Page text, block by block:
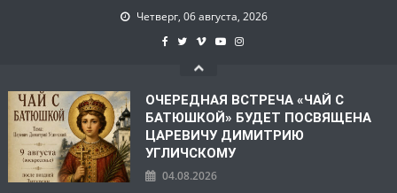
Четверг, 06 августа, 2026
ОЧЕРЕДНАЯ ВСТРЕЧА «ЧАЙ С
БАТЮШКОЙ» БУДЕТ ПОСВЯЩЕНА
ЦАРЕВИЧУ ДИМИТРИЮ
УГЛИЧСКОМУ
04.08.2026